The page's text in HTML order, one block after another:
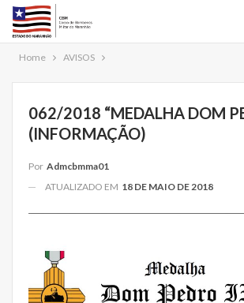
Home AVISOS
062/2018 “MEDALHA DOM
(INFORMAÇÃO)
Por Admcbmma01
ATUALIZADO EM 18 DE MAIO DE 2018